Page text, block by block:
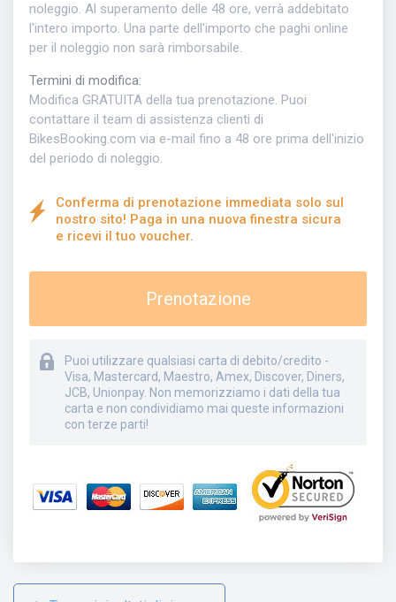
noleggio. Al superamento delle 48 ore, verrà addebitato
l'intero importo. Una parte dell'importo che paghi online
per il noleggio non sarà rimborsabile.
Termini di modifica:
Modifica GRATUITA della tua prenotazione. Puoi
contattare il team di assistenza clienti di
BikesBooking.com via e-mail fino a 48 ore prima dell'inizio
del periodo di noleggio.
Conferma di prenotazione immediata solo sul
nostro sito! Paga in una nuova finestra sicura
e ricevi il tuo voucher.
Prenotazione
Puoi utilizzare qualsiasi carta di debito/credito -
Visa, Mastercard, Maestro, Amex, Discover, Diners,
JCB, Unionpay. Non memorizziamo i dati della tua
carta e non condividiamo mai queste informazioni
con terze parti!